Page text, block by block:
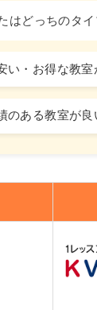
はどっちのタイ
い・お得な教室
のある教室が良